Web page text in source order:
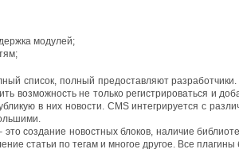
модулей;
список, полный предоставляют
возможность не только регистрироваться и
в них новости. CMS интегрируется с
создание новостных блоков, наличие
статьи по тегам и многое другое. Все плагины